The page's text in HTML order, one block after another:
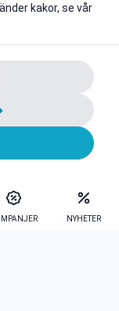
NYHETER
kakor, se vår